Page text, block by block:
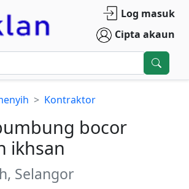
Log masuk
Cipta akaun
Kontraktor
bocor
ikhsan
, Selangor